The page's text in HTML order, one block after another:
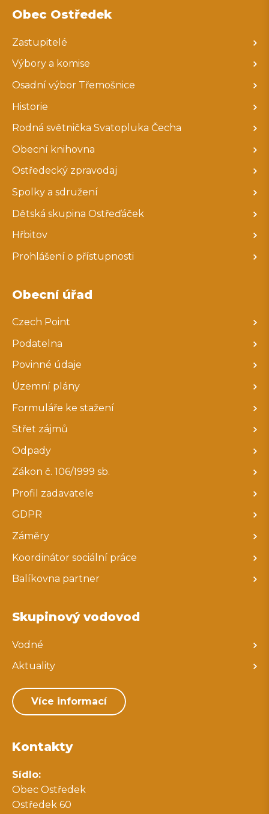
Obec Ostředek
Zastupitelé
Výbory a komise
Osadní výbor Třemošnice
Historie
Rodná světnička Svatopluka Čecha
Obecní knihovna
Ostředecký zpravodaj
Spolky a sdružení
Dětská skupina Ostřeďáček
Hřbitov
Prohlášení o přístupnosti
Obecní úřad
Czech Point
Podatelna
Povinné údaje
Územní plány
Formuláře ke stažení
Střet zájmů
Odpady
Zákon č. 106/1999 sb.
Profil zadavatele
GDPR
Záměry
Koordinátor sociální práce
Balíkovna partner
Skupinový vodovod
Vodné
Aktuality
Více informací
Kontakty
Sídlo:
Obec Ostředek
Ostředek 60